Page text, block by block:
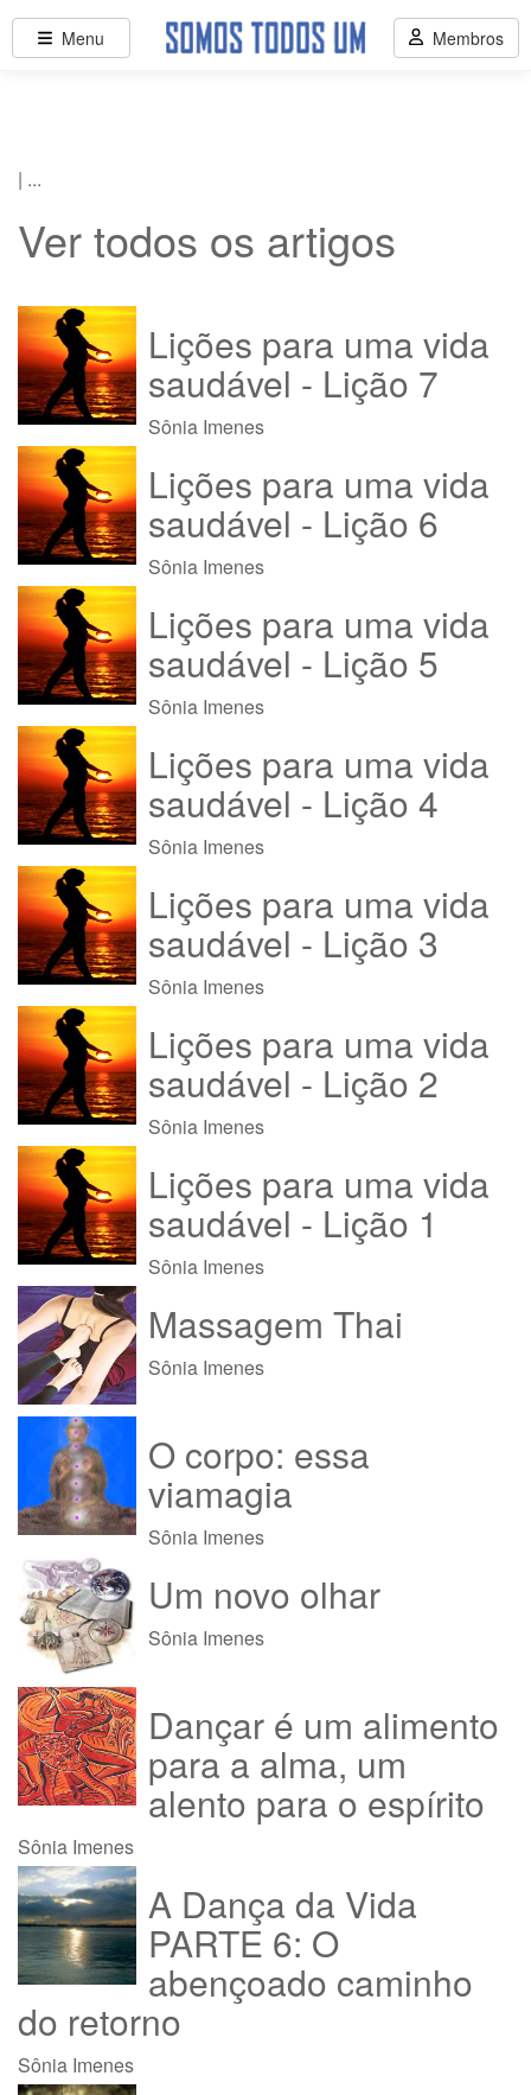
| ...
Ver todos os artigos
Lições para uma vida
saudável - Lição 7
Sônia Imenes
Lições para uma vida
saudável - Lição 6
Sônia Imenes
Lições para uma vida
saudável - Lição 5
Sônia Imenes
Lições para uma vida
saudável - Lição 4
Sônia Imenes
Lições para uma vida
saudável - Lição 3
Sônia Imenes
Lições para uma vida
saudável - Lição 2
Sônia Imenes
Lições para uma vida
saudável - Lição 1
Sônia Imenes
Massagem Thai
Sônia Imenes
O corpo: essa
viamagia
Sônia Imenes
Um novo olhar
Sônia Imenes
Dançar é um alimento
para a alma, um
alento para o espírito
Sônia Imenes
A Dança da Vida
PARTE 6: O
abençoado caminho
do retorno
Sônia Imenes
Menu Membros